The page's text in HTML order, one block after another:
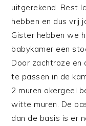
uitgerekend. Best
hebben en dus vrij
Gister hebben we
babykamer een
Door zachtroze en
te passen in de
2 muren okergeel
witte muren. De
dan de basis is er